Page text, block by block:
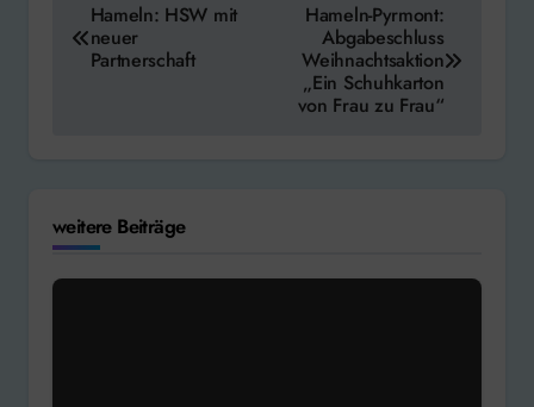
Hameln: HSW mit
neuer
Partnerschaft
Hameln-Pyrmont:
Abgabeschluss
Weihnachtsaktion
„Ein Schuhkarton
von Frau zu Frau“
weitere Beiträge